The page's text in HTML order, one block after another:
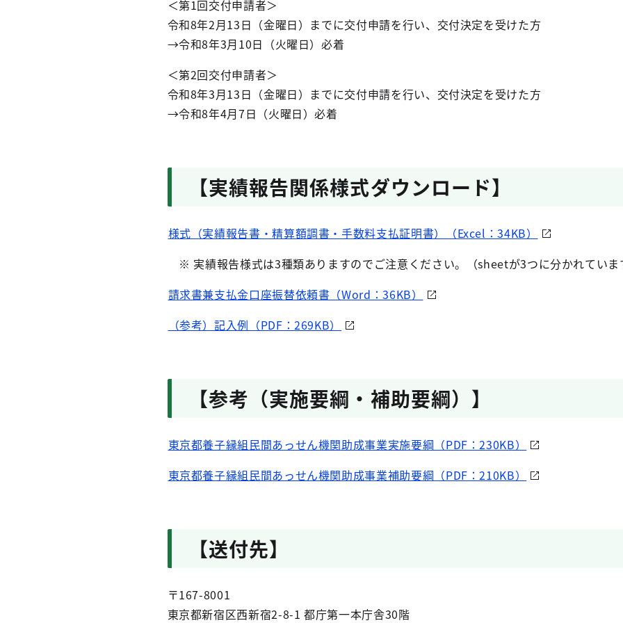
＜第1回交付申請者＞
令和8年2月13日（金曜日）までに交付申請を行い、交付決定を受けた方
→令和8年3月10日（火曜日）必着
＜第2回交付申請者＞
令和8年3月13日（金曜日）までに交付申請を行い、交付決定を受けた方
→令和8年4月7日（火曜日）必着
【実績報告関係様式ダウンロード】
様式（実績報告書・精算額調書・手数料支払証明書）（Excel：34KB）
※ 実績報告様式は3種類ありますのでご注意ください。（sheetが3つに分かれていま
請求書兼支払金口座振替依頼書（Word：36KB）
（参考）記入例（PDF：269KB）
【参考（実施要綱・補助要綱）】
東京都養子縁組民間あっせん機関助成事業実施要綱（PDF：230KB）
東京都養子縁組民間あっせん機関助成事業補助要綱（PDF：210KB）
【送付先】
〒167-8001
東京都新宿区西新宿2-8-1 都庁第一本庁舎30階